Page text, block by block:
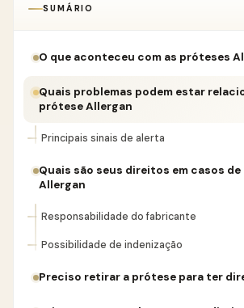
SUMÁRIO
O que aconteceu com as próteses
Quais problemas podem estar
prótese Allergan
Principais sinais de alerta
Quais são seus direitos em casos
Allergan
Responsabilidade do fabricante
Possibilidade de indenização
Preciso retirar a prótese para ter